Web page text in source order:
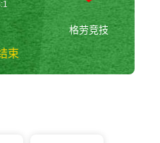
束
格劳竞技